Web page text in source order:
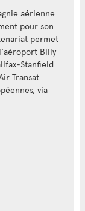
aérienne
pour son
permet
Billy
Stanfield
Transat
via